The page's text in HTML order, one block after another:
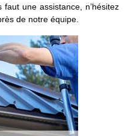
une assistance, n’hésitez
de notre équipe.